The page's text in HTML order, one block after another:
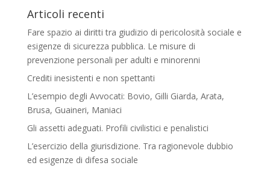
Articoli recenti
Fare spazio ai diritti tra giudizio di pericolosità sociale e
esigenze di sicurezza pubblica. Le misure di
prevenzione personali per adulti e minorenni
Crediti inesistenti e non spettanti
L’esempio degli Avvocati: Bovio, Gilli Giarda, Arata,
Brusa, Guaineri, Maniaci
Gli assetti adeguati. Profili civilistici e penalistici
L’esercizio della giurisdizione. Tra ragionevole dubbio
ed esigenze di difesa sociale